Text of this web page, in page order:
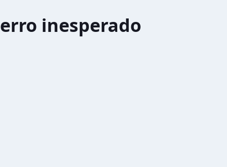
erro inesperado